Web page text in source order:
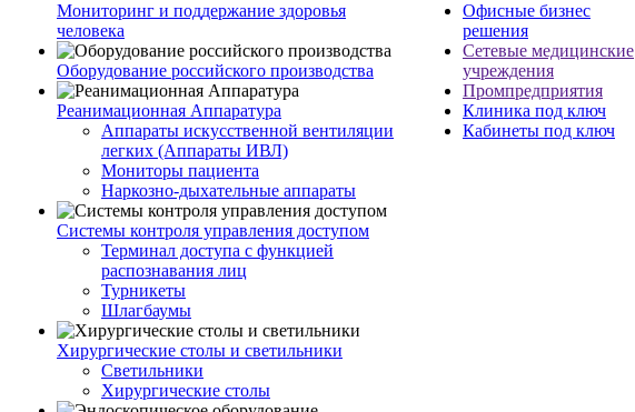
Мониторинг и поддержание здоровья
человека
Оборудование российского производства
Реанимационная Аппаратура
Аппараты искусственной вентиляции
легких (Аппараты ИВЛ)
Мониторы пациента
Наркозно-дыхательные аппараты
Системы контроля управления доступом
Терминал доступа с функцией
распознавания лиц
Турникеты
Шлагбаумы
Хирургические столы и светильники
Светильники
Хирургические столы
Офисные бизнес
решения
Сетевые медицинские
учреждения
Промпредприятия
Клиника под ключ
Кабинеты под ключ